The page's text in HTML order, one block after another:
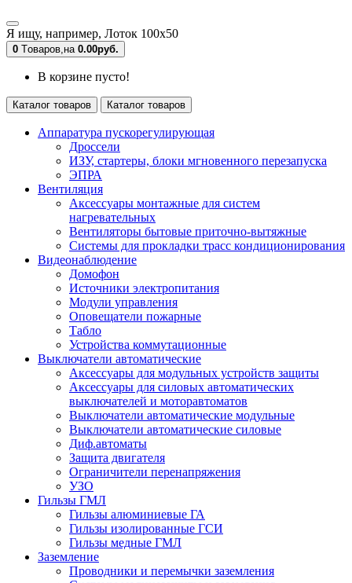
Я ищу, например, Лоток 100х50
0 Tоваров,на 0.00руб.
В корзине пусто!
Каталог товаров Каталог товаров
Аппаратура пускорегулирующая
Дроссели
ИЗУ, стартеры, блоки мгновенного перезапуска
ЭПРА
Вентиляция
Аксессуары монтажные для систем
нагревательных
Вентиляторы бытовые приточно-вытяжные
Системы для прокладки трасс кондиционирования
Видеонаблюдение
Домофон
Источники электропитания
Модули управления
Оповещатели пожарные
Табло
Устройства коммутационные
Выключатели автоматические
Аксессуары для модульных устройств защиты
Аксессуары для силовых автоматических
выключателей и моторавтоматов
Выключатели автоматические модульные
Выключатели автоматические силовые
Диф.автоматы
Защита двигателя
Ограничители перенапряжения
УЗО
Гильзы ГМЛ
Гильзы алюминиевые ГА
Гильзы изолированные ГСИ
Гильзы медные ГМЛ
Заземление
Проводники и перемычки заземления